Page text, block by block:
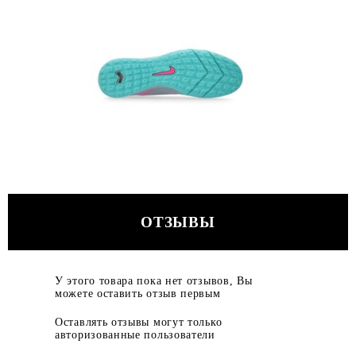
ОТЗЫВЫ
У этого товара пока нет отзывов, Вы
можете оставить отзыв первым
Оставлять отзывы могут только
авторизованные пользователи